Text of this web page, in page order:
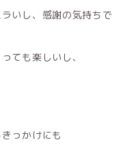
いし、感謝の気持ちで
ても楽しいし、
っかけにも